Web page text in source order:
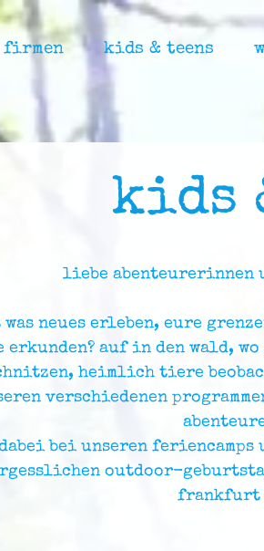
firmen kids & teens
kids
liebe abenteurerinnen
neues erleben, eure
erkunden? auf in den wald,
heimlich tiere
verschiedenen
bei unseren
outdoor-
frankfurt